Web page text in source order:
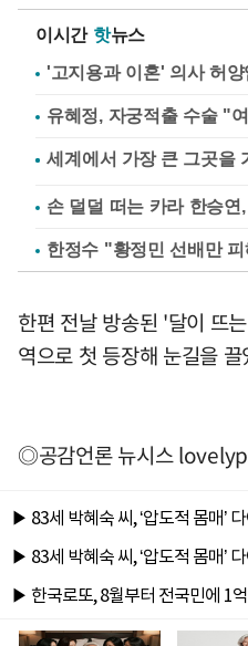
이시간 핫뉴스
'고지용과 이혼' 의사 허
유혜정, 자궁적출 수술 "
손 덜덜 떠는 카라 한승연
한정수 "황정민 선배만
한편 전날 방송된 '달이 뜨
역으로 첫 등장해 눈길을 끌
◎공감언론 뉴시스